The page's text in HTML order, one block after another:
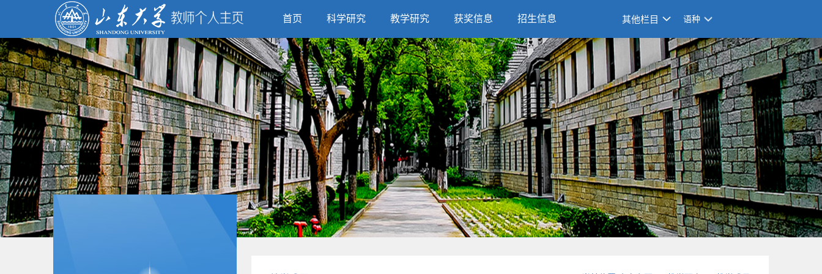
首页 科学研究 教学研究 获奖信息 招生信息 其他栏目 语种